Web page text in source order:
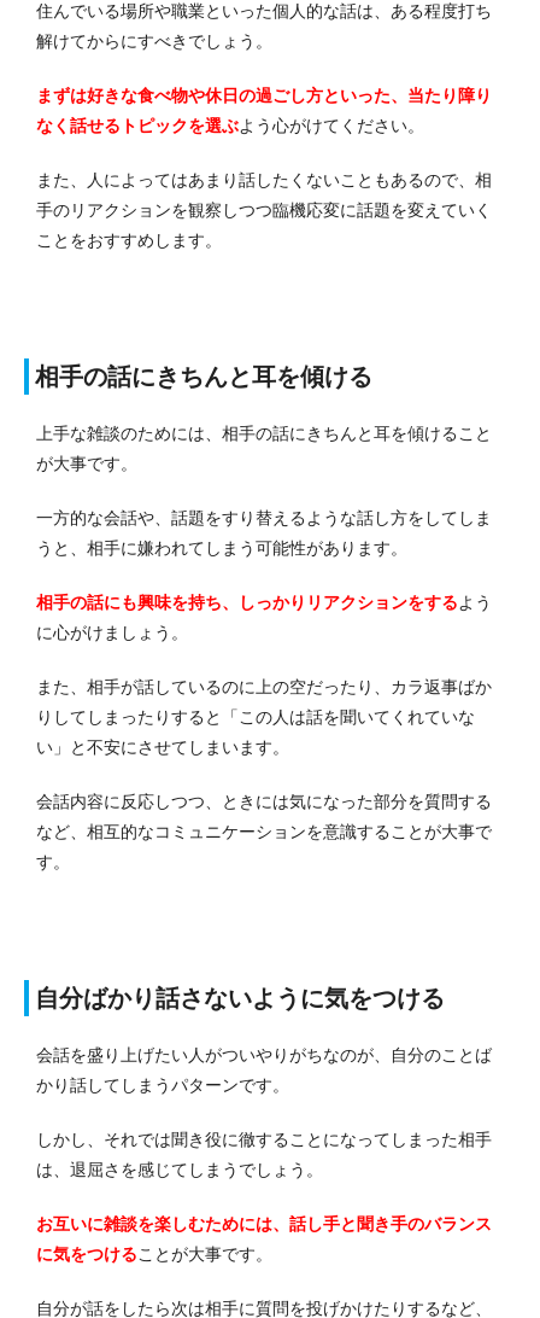
住んでいる場所や職業といった個人的な話は、ある程度打ち
解けてからにすべきでしょう。
まずは好きな食べ物や休日の過ごし方といった、当たり障り
なく話せるトピックを選ぶよう心がけてください。
また、人によってはあまり話したくないこともあるので、相
手のリアクションを観察しつつ臨機応変に話題を変えていく
ことをおすすめします。
相手の話にきちんと耳を傾ける
上手な雑談のためには、相手の話にきちんと耳を傾けること
が大事です。
一方的な会話や、話題をすり替えるような話し方をしてしま
うと、相手に嫌われてしまう可能性があります。
相手の話にも興味を持ち、しっかりリアクションをするよう
に心がけましょう。
また、相手が話しているのに上の空だったり、カラ返事ばか
りしてしまったりすると「この人は話を聞いてくれていな
い」と不安にさせてしまいます。
会話内容に反応しつつ、ときには気になった部分を質問する
など、相互的なコミュニケーションを意識することが大事で
す。
自分ばかり話さないように気をつける
会話を盛り上げたい人がついやりがちなのが、自分のことば
かり話してしまうパターンです。
しかし、それでは聞き役に徹することになってしまった相手
は、退屈さを感じてしまうでしょう。
お互いに雑談を楽しむためには、話し手と聞き手のバランス
に気をつけることが大事です。
自分が話をしたら次は相手に質問を投げかけたりするなど、